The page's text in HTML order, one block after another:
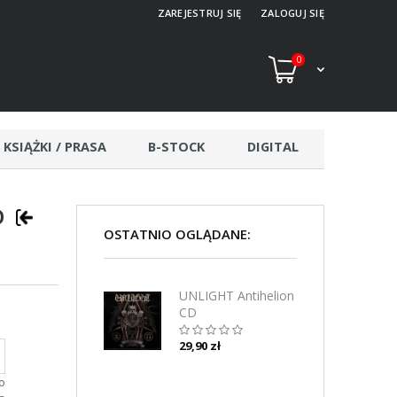
ZAREJESTRUJ SIĘ ZALOGUJ SIĘ
0
KSIĄŻKI / PRASA B-STOCK DIGITAL
OSTATNIO OGLĄDANE:
UNLIGHT Antihelion
CD
29,90 zł